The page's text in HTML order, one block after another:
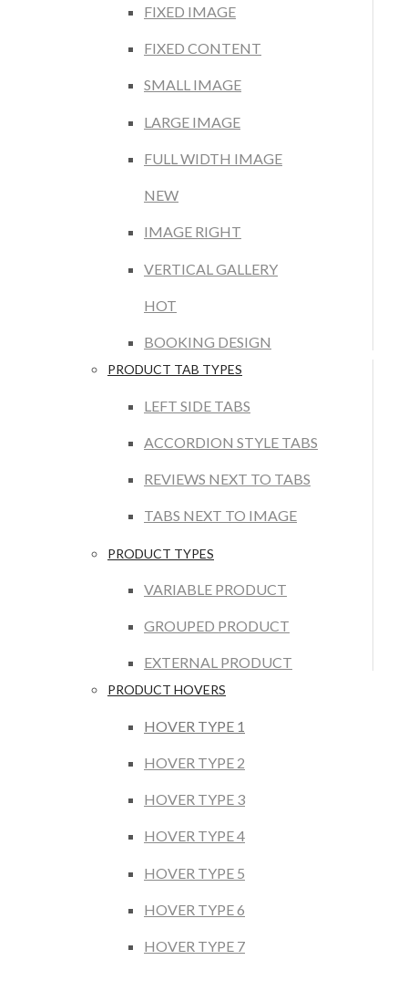
FIXED IMAGE
FIXED CONTENT
SMALL IMAGE
LARGE IMAGE
FULL WIDTH IMAGE
NEW
IMAGE RIGHT
VERTICAL GALLERY
HOT
BOOKING DESIGN
PRODUCT TAB TYPES
LEFT SIDE TABS
ACCORDION STYLE TABS
REVIEWS NEXT TO TABS
TABS NEXT TO IMAGE
PRODUCT TYPES
VARIABLE PRODUCT
GROUPED PRODUCT
EXTERNAL PRODUCT
PRODUCT HOVERS
HOVER TYPE 1
HOVER TYPE 2
HOVER TYPE 3
HOVER TYPE 4
HOVER TYPE 5
HOVER TYPE 6
HOVER TYPE 7